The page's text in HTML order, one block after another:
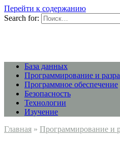
Перейти к содержанию
Search for:
База данных
Программирование и
Программное обеспечение
Безопасность
Технологии
Изучение
Главная » Программирование и